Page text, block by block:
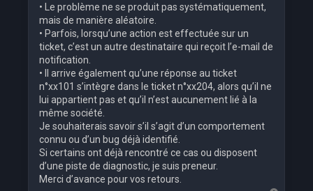
• Le problème ne se produit pas systématiquement,
mais de manière aléatoire.
• Parfois, lorsqu’une action est effectuée sur un
ticket, c’est un autre destinataire qui reçoit l’e-mail de
notification.
• Il arrive également qu’une réponse au ticket
n°xx101 s’intègre dans le ticket n°xx204, alors qu’il ne
lui appartient pas et qu’il n’est aucunement lié à la
même société.
Je souhaiterais savoir s’il s’agit d’un comportement
connu ou d’un bug déjà identifié.
Si certains ont déjà rencontré ce cas ou disposent
d’une piste de diagnostic, je suis preneur.
Merci d’avance pour vos retours.